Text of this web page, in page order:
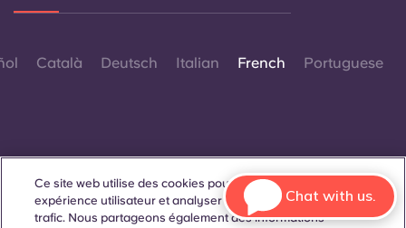
Català Deutsch Italian French Portuguese
Contactez-nous
Ce site web utilise des cookies pour améliorer votre
expérience utilisateur et analyser les performances et le
trafic. Nous partageons également des informations
Chat with us.